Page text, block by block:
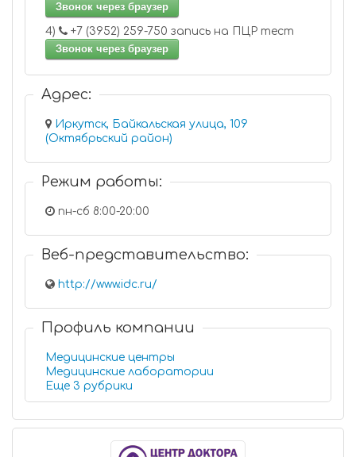
Звонок через браузер
4)
+7 (3952) 259-750 запись на ПЦР тест
Звонок через браузер
Адрес:
Иркутск, Байкальская улица, 109
(Октябрьский район)
Режим работы:
пн-сб 8:00-20:00
Веб-представительство:
http://www.idc.ru/
Профиль компании
Медицинские центры
Медицинские лаборатории
Еще 3 рубрики